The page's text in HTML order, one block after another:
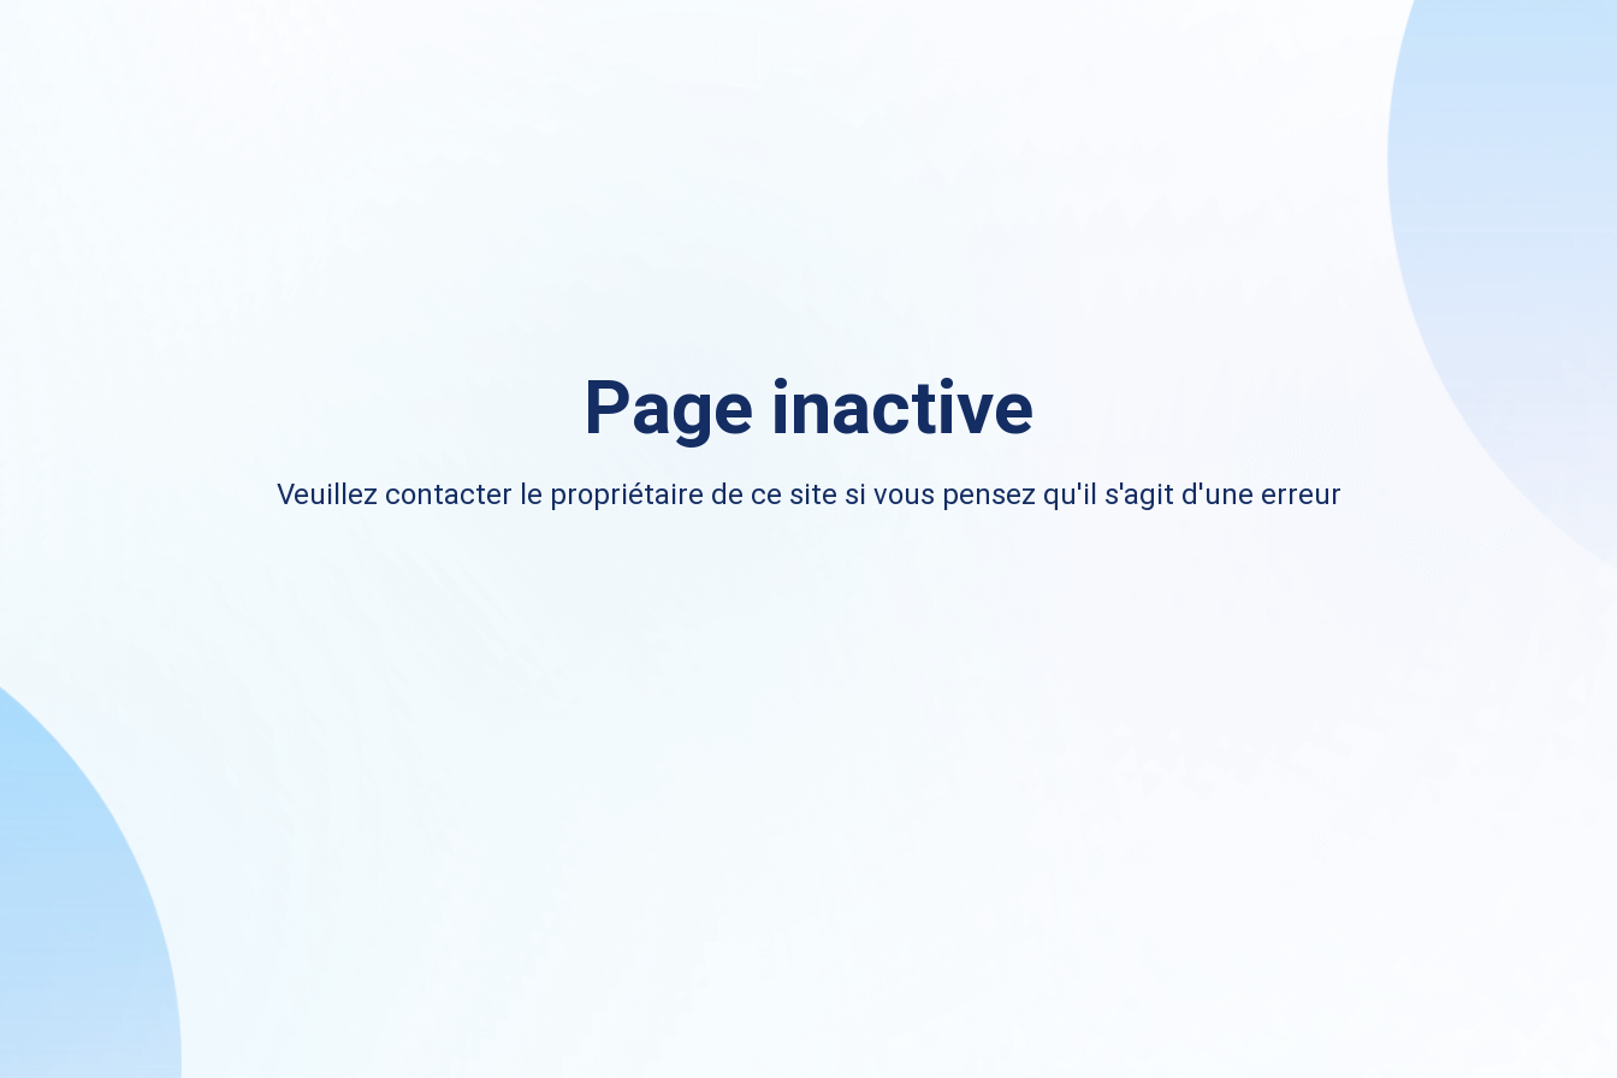
Page inactive
Veuillez contacter le propriétaire de ce site si vous pensez qu'il s'agit d'une erreur